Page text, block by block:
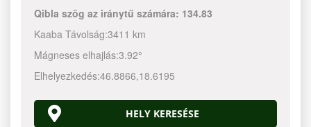
Qibla szög az iránytű számára: 134.83
Kaaba Távolság:3411 km
Mágneses elhajlás:3.92°
Elhelyezkedés:46.8866,18.6195
HELY KERESÉSE